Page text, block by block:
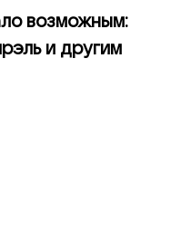
возможным:
и другим